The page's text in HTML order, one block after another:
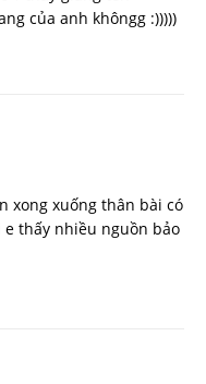
của anh khôngg :)))))
xong xuống thân bài có
e thấy nhiều nguồn bảo